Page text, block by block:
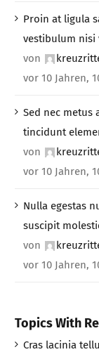
Proin at ligula
vestibulum nisi
von
vor 10 Jahren,
Sed nec metus
tincidunt
von
vor 10 Jahren,
Nulla egestas
suscipit
von
vor 10 Jahren,
Topics With
Cras lacinia